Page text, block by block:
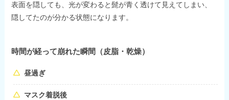
表面を隠しても、光が変わると髭が青く透けて見えてしまい、
隠してたのが分かる状態になります。
時間が経って崩れた瞬間（皮脂・乾燥）
昼過ぎ
マスク着脱後